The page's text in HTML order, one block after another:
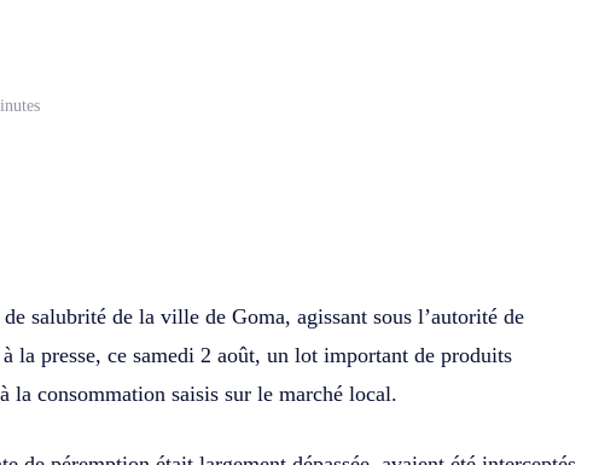
salubrité de la ville de Goma, agissant sous l’autorité de
la presse, ce samedi 2 août, un lot important de produits
la consommation saisis sur le marché local.